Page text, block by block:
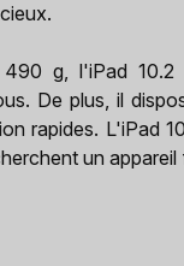
g, l'iPad
De plus, il
rapides. L'iPad
un